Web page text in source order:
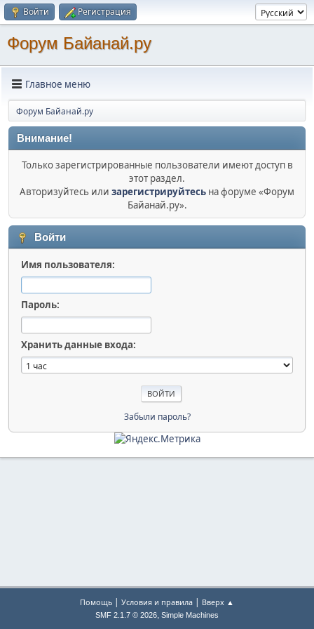
Войти Регистрация
Форум Байанай.ру
Главное меню
Форум Байанай.ру
Внимание!
Только зарегистрированные пользователи имеют доступ в
этот раздел.
Авторизуйтесь или зарегистрируйтесь на форуме «Форум
Байанай.ру».
Войти
Имя пользователя:
Пароль:
Хранить данные входа:
Забыли пароль?
Помощь | Условия и правила | Вверх ▲
SMF 2.1.7 © 2026, Simple Machines